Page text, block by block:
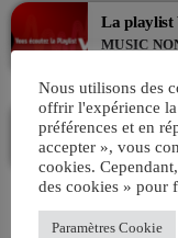
La playlist
MUSIC
La playlist
MUSIC
00:00 -
Nous utilisons des
offrir l'expérience
préférences et en
accepter », vous
cookies.
des cookies » pour
Paramètres Cookie